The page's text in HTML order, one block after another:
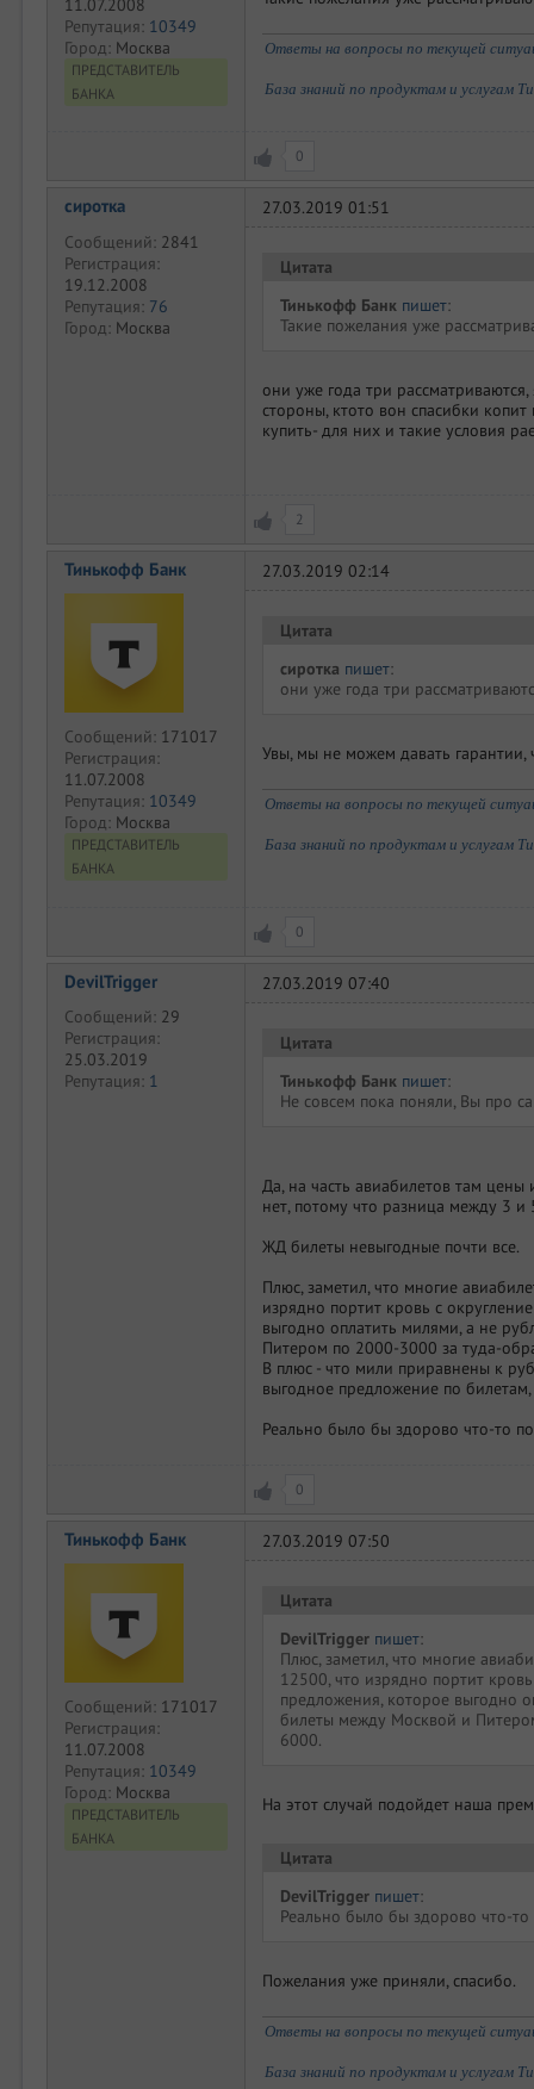
Репутация: 10349
Город: Москва
ПРЕДСТАВИТЕЛЬ
БАНКА
Ответы на вопросы по текущей
База знаний по продуктам и услугам
0
сиротка
Сообщений: 2841
Регистрация:
19.12.2008
Репутация: 76
Город: Москва
27.03.2019 01:51
Цитата
Тинькофф Банк пишет:
Такие пожелания уже
они уже года три
стороны, ктото вон спасибки
купить- для них и такие условия
2
Тинькофф Банк
Сообщений: 171017
Регистрация:
11.07.2008
Репутация: 10349
Город: Москва
ПРЕДСТАВИТЕЛЬ
БАНКА
27.03.2019 02:14
Цитата
сиротка пишет:
они уже года три
Увы, мы не можем давать
Ответы на вопросы по текущей
База знаний по продуктам и услугам
0
DevilTrigger
Сообщений: 29
Регистрация:
25.03.2019
Репутация: 1
27.03.2019 07:40
Цитата
Тинькофф Банк пишет:
Не совсем пока поняли, Вы про
Да, на часть авиабилетов там
нет, потому что разница между 3
ЖД билеты невыгодные почти все.
Плюс, заметил, что многие
изрядно портит кровь с
выгодно оплатить милями, а не
Питером по 2000-3000 за туда-
В плюс - что мили приравнены к
выгодное предложение по
Реально было бы здорово что-то
0
Тинькофф Банк
Сообщений: 171017
Регистрация:
11.07.2008
Репутация: 10349
Город: Москва
ПРЕДСТАВИТЕЛЬ
БАНКА
27.03.2019 07:50
Цитата
DevilTrigger пишет:
Плюс, заметил, что многие
12500, что изрядно портит
предложения, которое выгодно
билеты между Москвой и
6000.
На этот случай подойдет наша
Цитата
DevilTrigger пишет:
Реально было бы здорово что-то
Пожелания уже приняли, спасибо.
Ответы на вопросы по текущей
База знаний по продуктам и услугам